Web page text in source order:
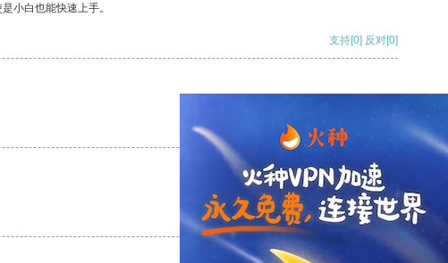
小白也能快速上手。
支持[0] 反对[0]
支持
支持[0] 反对[0]